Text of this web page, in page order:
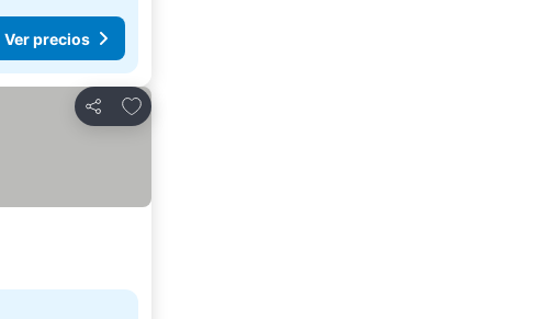
Ver precios
Compartir
Agregar a favoritos